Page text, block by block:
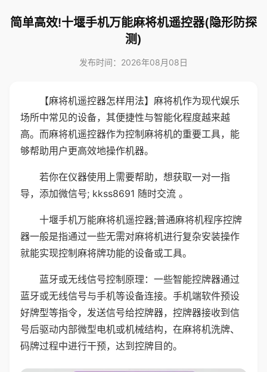
简单高效!十堰手机万能麻将机遥控器(隐形防探
测)
发布时间：2026年08月08日
【麻将机遥控器怎样用法】麻将机作为现代娱乐
场所中常见的设备，其便捷性与智能化程度越来越
高。而麻将机遥控器作为控制麻将机的重要工具，能
够帮助用户更高效地操作机器。
若你在仪器使用上需要帮助，想获取一对一指
导，添加微信号; kkss8691 随时交流 。
十堰手机万能麻将机遥控器;普通麻将机程序控牌
器一般是指通过一些无需对麻将机进行复杂安装操作
就能实现控制麻将牌功能的设备或工具。
蓝牙或无线信号控制原理：一些智能控牌器通过
蓝牙或无线信号与手机等设备连接。手机端软件预设
好牌型等指令，发送信号给控牌器，控牌器接收到信
号后驱动内部微型电机或机械结构，在麻将机洗牌、
码牌过程中进行干预，达到控牌目的。